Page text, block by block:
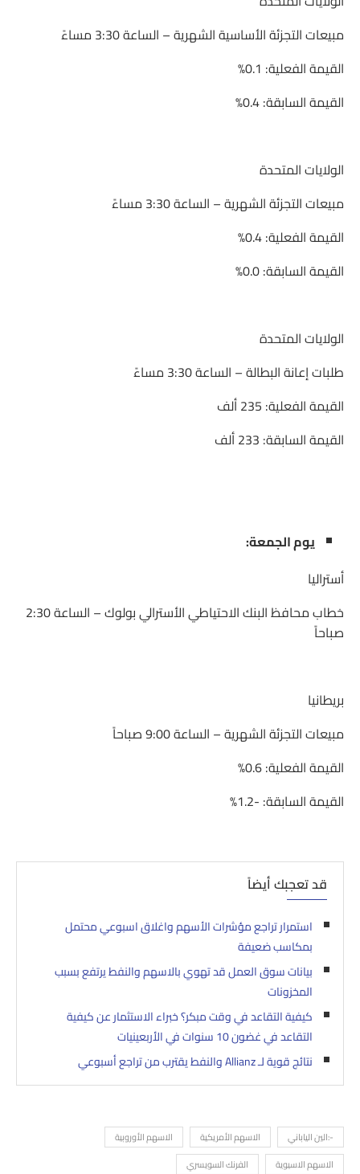
مبيعات التجزئة الأساسية الشهرية – الساعة 3:30 مساءً
القيمة الفعلية: 0.1%
القيمة السابقة: 0.4%
الولايات المتحدة
مبيعات التجزئة الشهرية – الساعة 3:30 مساءً
القيمة الفعلية: 0.4%
القيمة السابقة: 0.0%
الولايات المتحدة
طلبات إعانة البطالة – الساعة 3:30 مساءً
القيمة الفعلية: 235 ألف
القيمة السابقة: 233 ألف
يوم الجمعة:
أستراليا
خطاب محافظ البنك الاحتياطي الأسترالي بولوك – الساعة 2:30
صباحاً
بريطانيا
مبيعات التجزئة الشهرية – الساعة 9:00 صباحاً
القيمة الفعلية: 0.6%
القيمة السابقة: -1.2%
قد تعجبك أيضاً
استمرار تراجع مؤشرات الأسهم واغلاق اسبوعي محتمل
بمكاسب ضعيفة
بيانات سوق العمل قد تهوي بالاسهم والنفط يرتفع بسبب
المخزونات
كيفية التقاعد في وقت مبكر؟ خبراء الاستثمار عن كيفية
التقاعد في غضون 10 سنوات في الأربعينيات
نتائج قوية لـ Allianz والنفط يقترب من تراجع أسبوعي
-:الين الياباني الاسهم الأمريكية
الاسهم الأوروبية
الاسهم الاسيوية
الفرنك السويسري